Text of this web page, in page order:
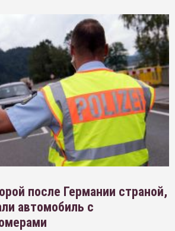
после Германии страной,
автомобиль с